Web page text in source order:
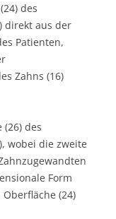
des
direkt aus der
Patienten,
Zahns (16)
des
wobei die zweite
Form
(24)